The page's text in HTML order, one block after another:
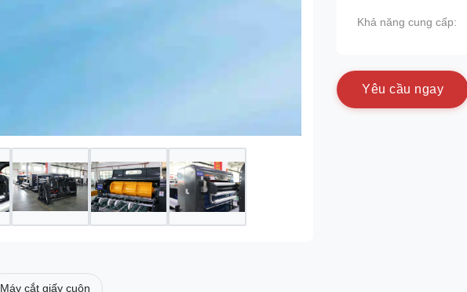
Khả năng cung cấp:
Yêu cầu ngay
Máy cắt giấy cuộn